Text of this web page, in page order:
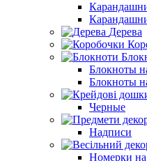
Дерева
Блокноты
Блокноты
Черные
Надписи
Номерки